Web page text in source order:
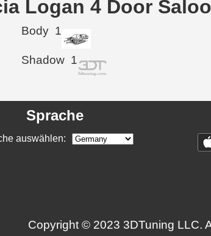
Logan 4 Door
Body 1
Shadow 1
Sprache
auswählen:
Copyright © 2023 3DTuning LLC.